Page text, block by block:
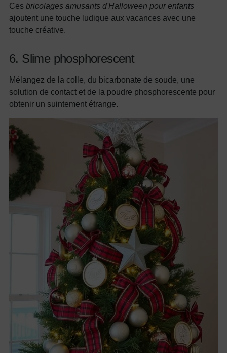
Ces bricolages amusants d'Halloween pour enfants
ajoutent une touche ludique aux vacances avec une
touche créative.
6. Slime phosphorescent
Mélangez de la colle, du bicarbonate de soude, une
solution de contact et de la poudre phosphorescente pour
obtenir un suintement étrange.